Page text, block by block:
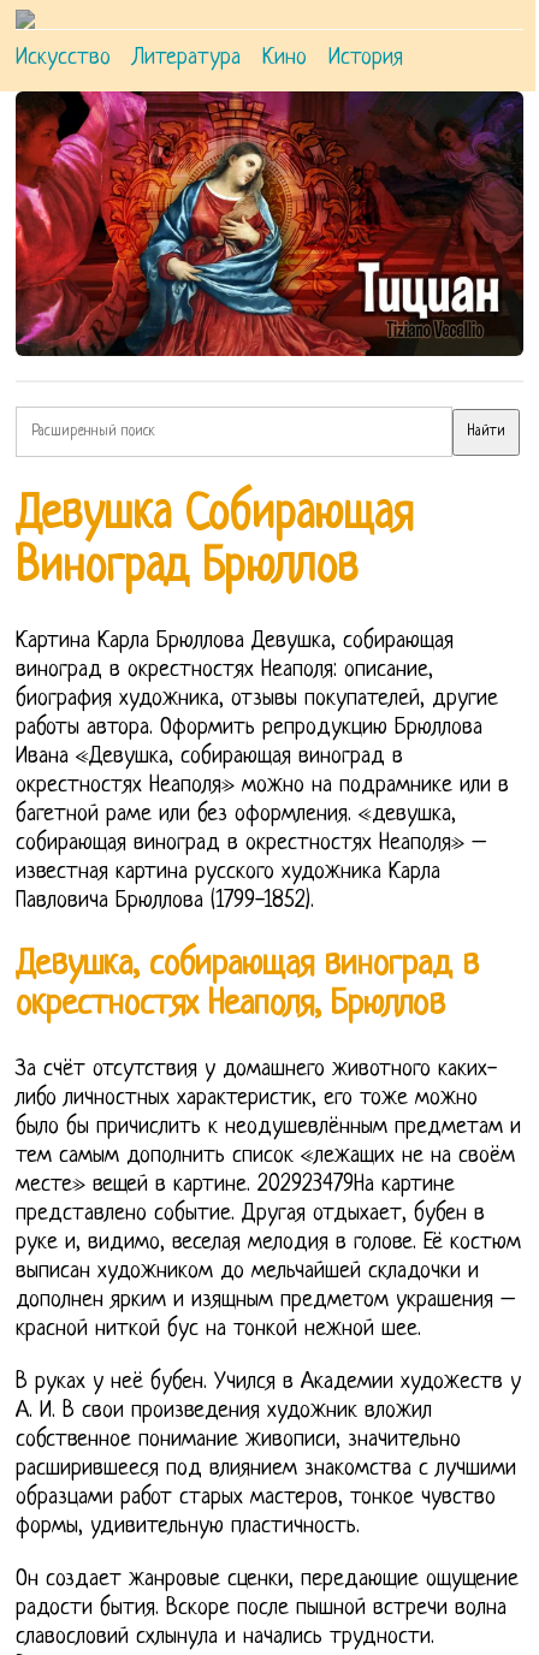
Искусство Литература Кино История
Девушка Собирающая
Виноград Брюллов
Картина Карла Брюллова Девушка, собирающая
виноград в окрестностях Неаполя: описание,
биография художника, отзывы покупателей, другие
работы автора. Оформить репродукцию Брюллова
Ивана «Девушка, собирающая виноград в
окрестностях Неаполя» можно на подрамнике или в
багетной раме или без оформления. «девушка,
собирающая виноград в окрестностях Неаполя» –
известная картина русского художника Карла
Павловича Брюллова (1799-1852).
Девушка, собирающая виноград в
окрестностях Неаполя, Брюллов
За счёт отсутствия у домашнего животного каких-
либо личностных характеристик, его тоже можно
было бы причислить к неодушевлённым предметам и
тем самым дополнить список «лежащих не на своём
месте» вещей в картине. 202923479На картине
представлено событие. Другая отдыхает, бубен в
руке и, видимо, веселая мелодия в голове. Её костюм
выписан художником до мельчайшей складочки и
дополнен ярким и изящным предметом украшения –
красной ниткой бус на тонкой нежной шее.
В руках у неё бубен. Учился в Академии художеств у
А. И. В свои произведения художник вложил
собственное понимание живописи, значительно
расширившееся под влиянием знакомства с лучшими
образцами работ старых мастеров, тонкое чувство
формы, удивительную пластичность.
Он создает жанровые сценки, передающие ощущение
радости бытия. Вскоре после пышной встречи волна
славословий схлынула и начались трудности.